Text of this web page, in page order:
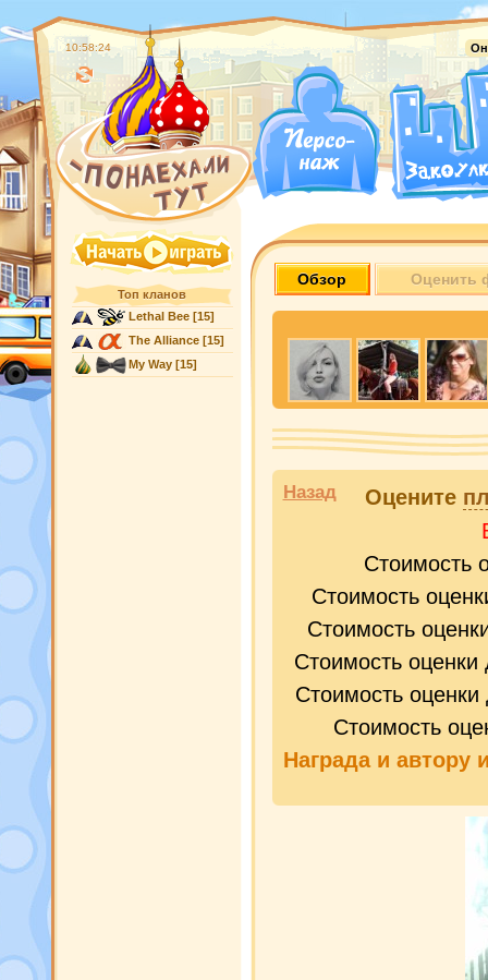
10:58:25
Топ кланов
Lethal Bee[15]
The Alliance[15]
My Way[15]
Обзор Оценить
Назад Оцените
Стоимость
Стоимость
Стоимость
Стоимость
Стоимость
Стоимость
Награда и автору